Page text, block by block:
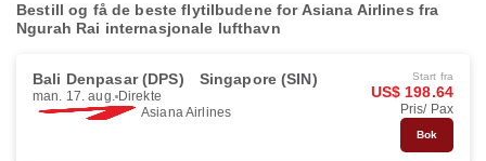
Bestill og få de beste flytilbudene for Asiana Airlines fra
Ngurah Rai internasjonale lufthavn
Bali Denpasar (DPS) Singapore (SIN)
man. 17. aug. Direkte
Asiana Airlines
Start fra
US$ 198.64
Pris/ Pax
Bok